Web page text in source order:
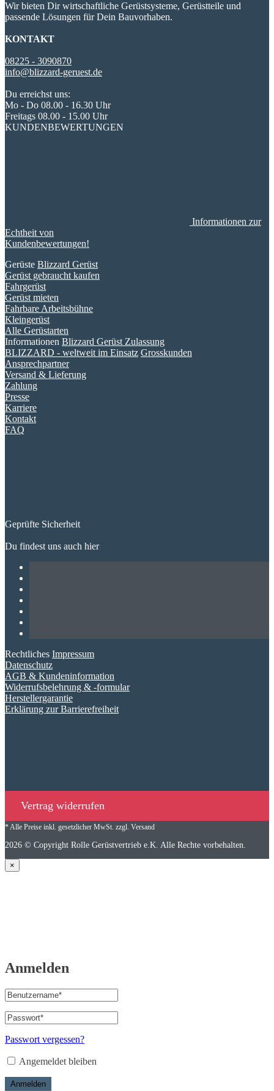
Wir bieten Dir wirtschaftliche Gerüstsysteme, Gerüstteile und
passende Lösungen für Dein Bauvorhaben.
KONTAKT
08225 - 3090870
info@blizzard-geruest.de
Du erreichst uns:
Mo - Do 08.00 - 16.30 Uhr
Freitags 08.00 - 15.00 Uhr
KUNDENBEWERTUNGEN
Informationen zur
Echtheit von
Kundenbewertungen!
Gerüste Blizzard Gerüst
Gerüst gebraucht kaufen
Fahrgerüst
Gerüst mieten
Fahrbare Arbeitsbühne
Kleingerüst
Alle Gerüstarten
Informationen Blizzard Gerüst Zulassung
BLIZZARD - weltweit im Einsatz Grosskunden
Ansprechpartner
Versand & Lieferung
Zahlung
Presse
Karriere
Kontakt
FAQ
Geprüfte Sicherheit
Du findest uns auch hier
Rechtliches Impressum
Datenschutz
AGB & Kundeninformation
Widerrufsbelehrung & -formular
Herstellergarantie
Erklärung zur Barrierefreiheit
Vertrag widerrufen
* Alle Preise inkl. gesetzlicher MwSt. zzgl. Versand
2026 © Copyright Rolle Gerüstvertrieb e.K. Alle Rechte vorbehalten.
×
Anmelden
Benutzername
oder
E-
Mail-
Adresse*
Passwort*
Erforderlich
Passwort vergessen?
Angemeldet bleiben
Anmelden